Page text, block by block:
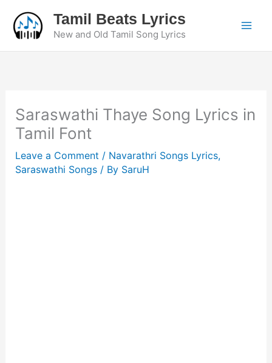
content
Tamil Beats Lyrics
New and Old Tamil Song Lyrics
Saraswathi Thaye Song Lyrics in
Tamil Font
Leave a Comment / Navarathri Songs Lyrics,
Saraswathi Songs/ By SaruH